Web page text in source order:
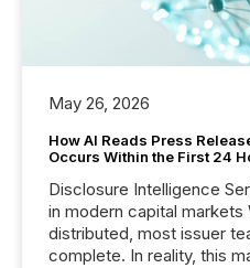
May 26, 2026
How AI Reads Press
Occurs Within the First 24
Disclosure Intelligence
in modern capital markets
distributed, most issuer
complete. In reality, this